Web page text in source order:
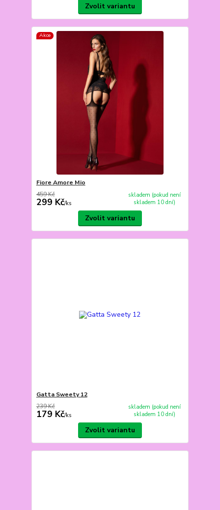
Zvolit variantu
Akce
Fiore Amore Mio
459 Kč
299 Kč/ks
skladem (pokud není
skladem 10 dní)
Zvolit variantu
Gatta Sweety 12
239 Kč
179 Kč/ks
skladem (pokud není
skladem 10 dní)
Zvolit variantu